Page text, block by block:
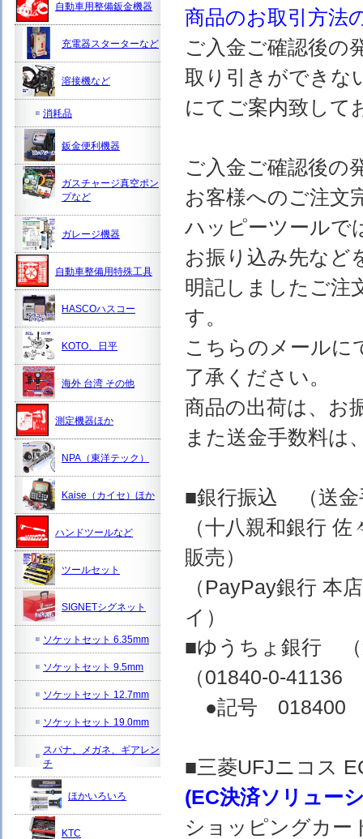
商品のお取引方法
ご入金ご確認後の
取り引きができな
にてご案内致して
ご入金ご確認後の
お客様へのご注文
ハッピーツールで
お振り込み先など
明記しましたご注
す。
こちらのメールに
了承ください。
商品の出荷は、お
また送金手数料は
■銀行振込 （送金
（十八親和銀行
販売）
（PayPay銀行
イ）
■ゆうちょ銀行 （
（01840-0-
●記号 018400
■三菱UFJニコス
(EC決済ソリュー
ショッピングカー
自動車用整備鈑金機器
充電器スターターなど
溶接機など
消耗品
鈑金便利機器
ガスチャージ真空ポン
プなど
ガレージ機器
自動車整備用特殊工具
HASCOハスコー
KOTO、日平
海外 台湾 その他
測定機器ほか
NPA（東洋テック）
Kaise（カイセ）ほか
ハンドツールなど
ツールセット
SIGNETシグネット
ソケットセット 6.35mm
ソケットセット 9.5mm
ソケットセット 12.7mm
ソケットセット 19.0mm
スパナ、メガネ、ギアレン
チ
ほかいろいろ
KTC